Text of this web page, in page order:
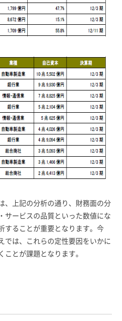
上記の分析の通り、財務面の分
サービスの品質といった数値にな
することが重要となります。今
では、これらの定性要因をいかに
ことが課題となります。